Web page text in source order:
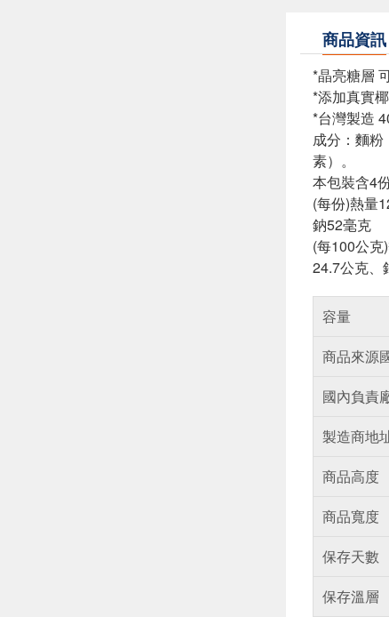
商品資訊
*晶亮糖層
*添加真實
*台灣製造
成分：麵
素）。
本包裝含4
(每份)熱量
鈉52毫克
(每100公
24.7公克、
容量
商品來源
國內負責
製造商地
商品高度
商品寬度
保存天數
保存溫層